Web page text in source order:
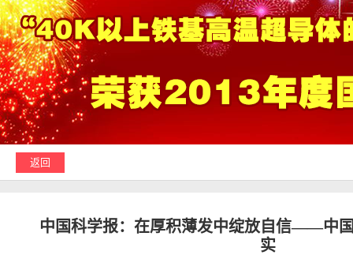
返回
中国科学报：在厚积薄发中绽放自信——中
实